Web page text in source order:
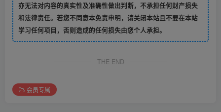
亦无法对内容的真实性及准确性做出判断，不承担任何财产损失
和法律责任。若您不同意本免责申明，请关闭本站且不要在本站
学习任何项目，否则造成的任何损失由您个人承担。
THE END
会员专属